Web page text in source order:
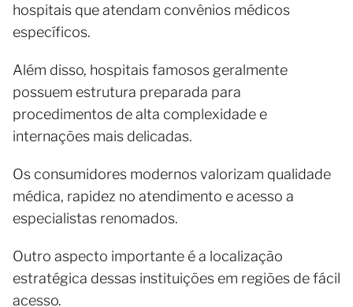
hospitais que atendam convênios médicos
específicos.
Além disso, hospitais famosos geralmente
possuem estrutura preparada para
procedimentos de alta complexidade e
internações mais delicadas.
Os consumidores modernos valorizam qualidade
médica, rapidez no atendimento e acesso a
especialistas renomados.
Outro aspecto importante é a localização
estratégica dessas instituições em regiões de fácil
acesso.